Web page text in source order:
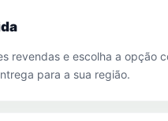
revendas e escolha a opção
para a sua região.